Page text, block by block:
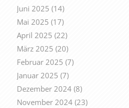
Juni 2025 (14)
Mai 2025 (17)
April 2025 (22)
März 2025 (20)
Februar 2025 (7)
Januar 2025 (7)
Dezember 2024(8)
November 2024(23)